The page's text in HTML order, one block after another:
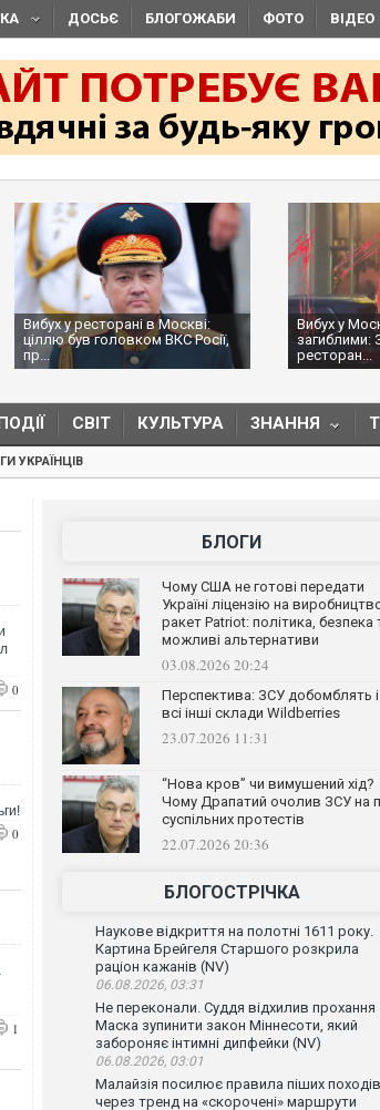
ДОСЬЄ БЛОГОЖАБИ ФОТО ВІДЕО
Вибух у ресторані в Москві:
ціллю був головком ВКС Росії,
пр...
Вибух у
загиблими:
ресторан...
СВІТ КУЛЬТУРА ЗНАННЯ
УКРАЇНЦІВ
0
0
1
БЛОГИ
Чому США не готові передати
Україні ліцензію на
ракет Patriot: політика, безпека
можливі альтернативи
03.08.2026 20:24
Перспектива: ЗСУ добомблять і
всі інші склади Wildberries
23.07.2026 11:31
“Нова кров” чи вимушений хід?
Чому Драпатий очолив ЗСУ на
суспільних протестів
22.07.2026 20:36
БЛОГОСТРІЧКА
Наукове відкриття на полотні 1611 року.
Картина Брейгеля Старшого розкрила
раціон кажанів (NV)
06.08.2026, 03:31
Не переконали. Суддя відхилив прохання
Маска зупинити закон Міннесоти, який
забороняє інтимні дипфейки (NV)
06.08.2026, 03:01
Малайзія посилює правила піших походів
через тренд на «скорочені» маршрути